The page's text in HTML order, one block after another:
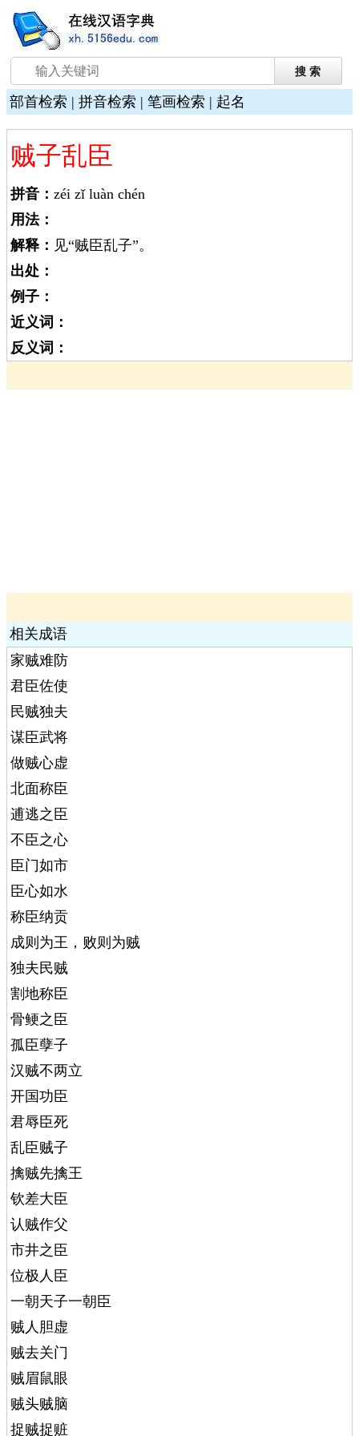
部首检索 | 拼音检索 | 笔画检索 | 起名
贼子乱臣
拼音： zéi zǐ luàn chén
用法：
解释： 见“贼臣乱子”。
出处：
例子：
近义词：
反义词：
相关成语
家贼难防
君臣佐使
民贼独夫
谋臣武将
做贼心虚
北面称臣
逋逃之臣
不臣之心
臣门如市
臣心如水
称臣纳贡
成则为王，败则为贼
独夫民贼
割地称臣
骨鲠之臣
孤臣孽子
汉贼不两立
开国功臣
君辱臣死
乱臣贼子
擒贼先擒王
钦差大臣
认贼作父
市井之臣
位极人臣
一朝天子一朝臣
贼人胆虚
贼去关门
贼眉鼠眼
贼头贼脑
捉贼捉赃